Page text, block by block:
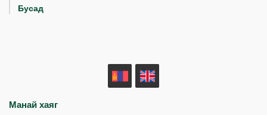
Бусад
MN
Манай хаяг